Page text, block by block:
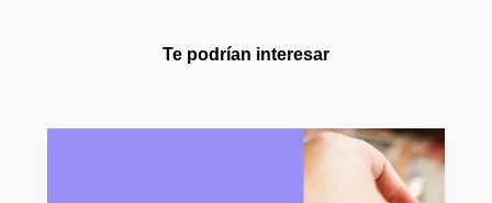
Te podrían interesar